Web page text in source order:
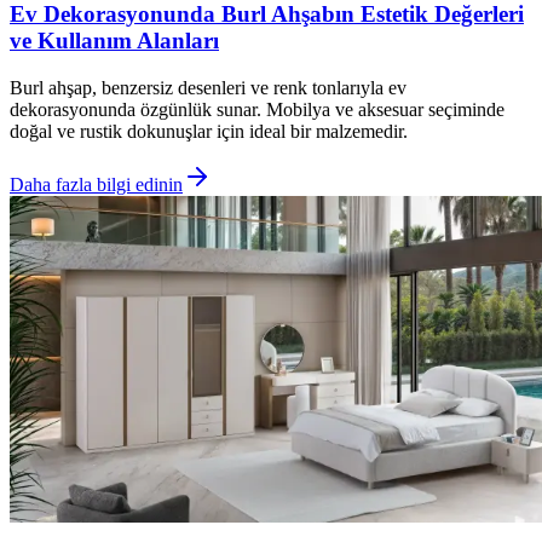
Ev Dekorasyonunda Burl Ahşabın Estetik Değerleri
ve Kullanım Alanları
Burl ahşap, benzersiz desenleri ve renk tonlarıyla ev
dekorasyonunda özgünlük sunar. Mobilya ve aksesuar seçiminde
doğal ve rustik dokunuşlar için ideal bir malzemedir.
Daha fazla bilgi edinin